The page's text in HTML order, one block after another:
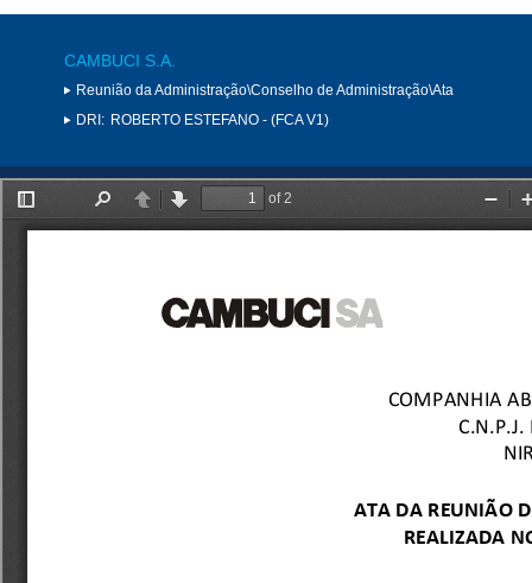
CAMBUCI S.A.
Reunião da Administração\Conselho de Administração\Ata
DRI: ROBERTO ESTEFANO - (FCA V1)